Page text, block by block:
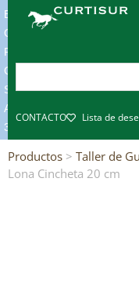
ENVIOS
GRATIS
POR
COMPRAS
SUPERIORES
A
300€*
CONTACTO Lista de
Productos > Taller de
Lona Cincheta 20 cm